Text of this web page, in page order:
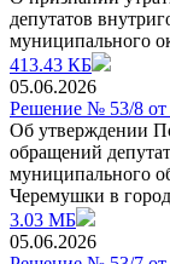
депутатов
муниципального
413.43 КБ
05.06.2026
Решение № 53/8 от
Об утверждении
обращений
муниципального
Черемушки в
3.03 МБ
05.06.2026